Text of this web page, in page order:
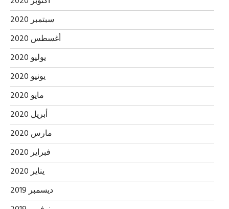
سبتمبر 2020
أغسطس 2020
يوليو 2020
يونيو 2020
مايو 2020
أبريل 2020
مارس 2020
فبراير 2020
يناير 2020
ديسمبر 2019